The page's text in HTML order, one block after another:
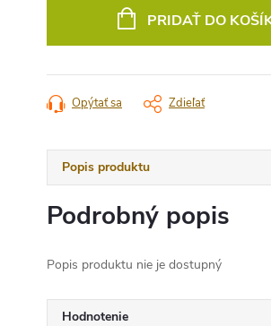
PRIDAŤ DO
Opýtať sa Zdieľať
Popis produktu
Podrobný popis
Popis produktu nie je dostupný
Hodnotenie